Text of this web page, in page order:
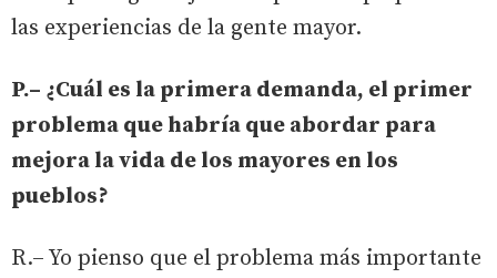
las experiencias de la gente mayor.
P.– ¿Cuál es la primera demanda, el primer
problema que habría que abordar para
mejora la vida de los mayores en los
pueblos?
R.– Yo pienso que el problema más importante